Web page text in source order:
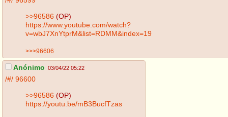
>>96586 (OP)
https://www.youtube.com/watch?
v=wbJ7XnYtprM&list=RDMM&index=19
>>>96606
Anónimo 03/04/22 05:22
/#/ 96600
>>96586 (OP)
https://youtu.be/mB3BucfTzas